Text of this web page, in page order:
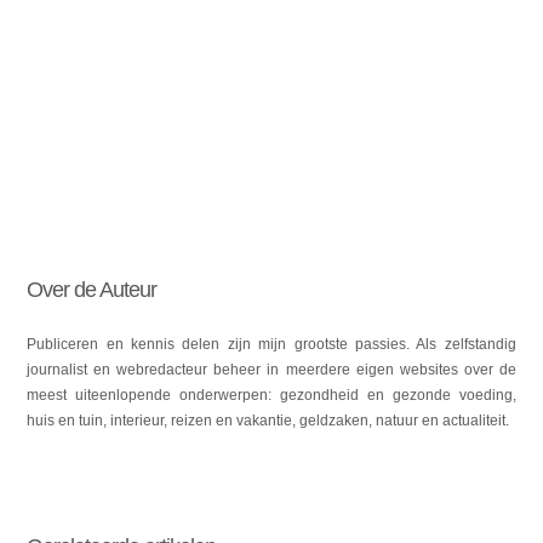
Over de Auteur
Publiceren en kennis delen zijn mijn grootste passies. Als zelfstandig
journalist en webredacteur beheer in meerdere eigen websites over de
meest uiteenlopende onderwerpen: gezondheid en gezonde voeding,
huis en tuin, interieur, reizen en vakantie, geldzaken, natuur en actualiteit.